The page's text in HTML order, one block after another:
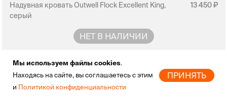
Надувная кровать Outwell Flock Excellent King,
серый
13 450
НЕТ В НАЛИЧИИ
Мы используем файлы cookies.
Находясь на сайте, вы соглашаетесь с этим
и Политикой конфиденциальности
ПРИНЯТЬ